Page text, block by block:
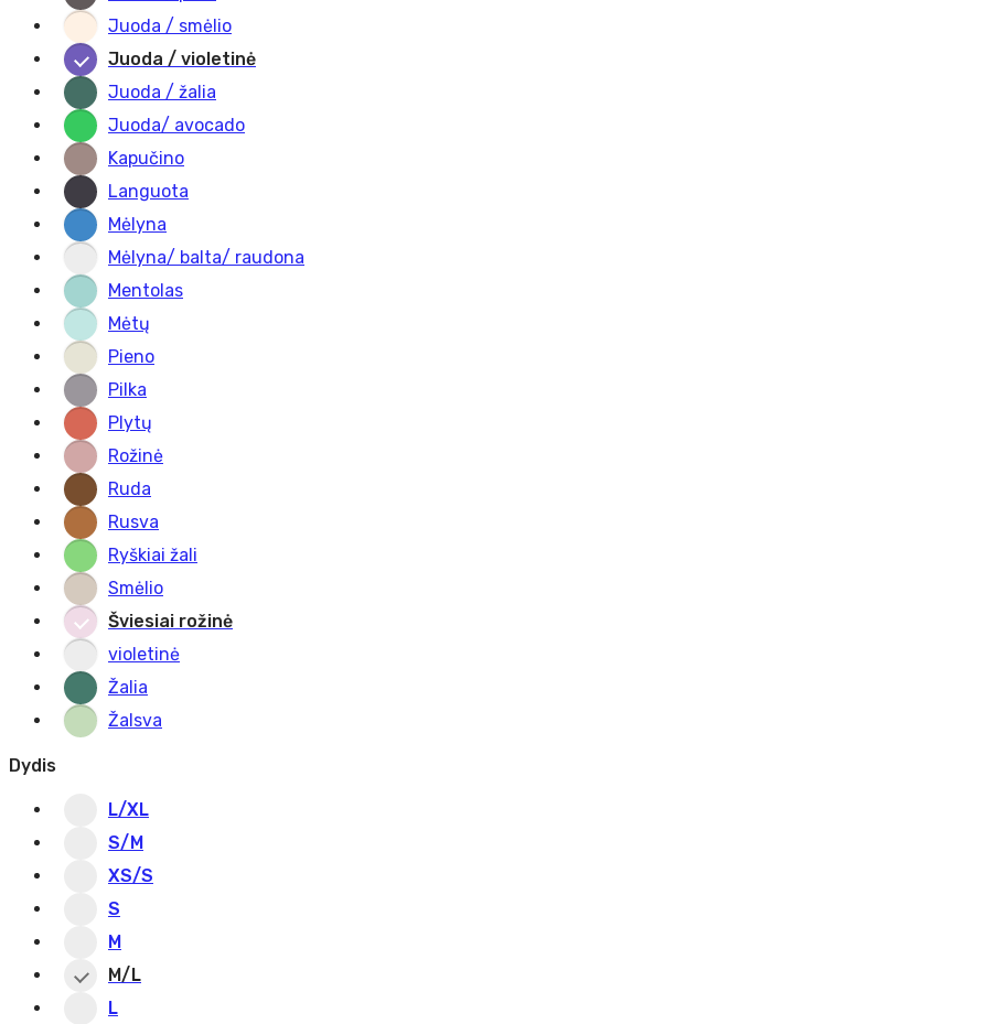
Juoda / smėlio
Juoda / violetinė
Juoda / žalia
Juoda/ avocado
Kapučino
Languota
Mėlyna
Mėlyna/ balta/ raudona
Mentolas
Mėtų
Pieno
Pilka
Plytų
Rožinė
Ruda
Rusva
Ryškiai žali
Smėlio
Šviesiai rožinė
violetinė
Žalia
Žalsva
Dydis
L/XL
S/M
XS/S
S
M
M/L
L